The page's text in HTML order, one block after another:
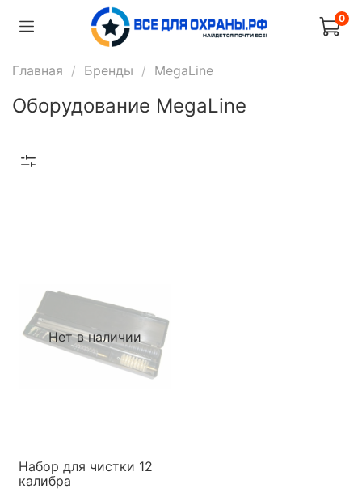
0
Главная Бренды MegaLine
Оборудование MegaLine
Нет в наличии
Набор для чистки 12
калибра